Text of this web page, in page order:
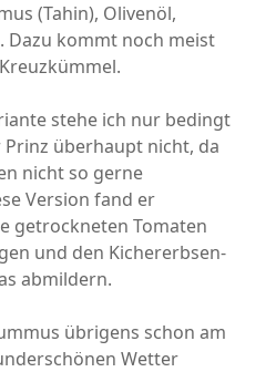
(Tahin), Olivenöl,
Dazu kommt noch meist
stehe ich nur bedingt
überhaupt nicht, da
nicht so gerne
Version fand er
getrockneten Tomaten
und den Kichererbsen-
abmildern.
übrigens schon am
Wetter